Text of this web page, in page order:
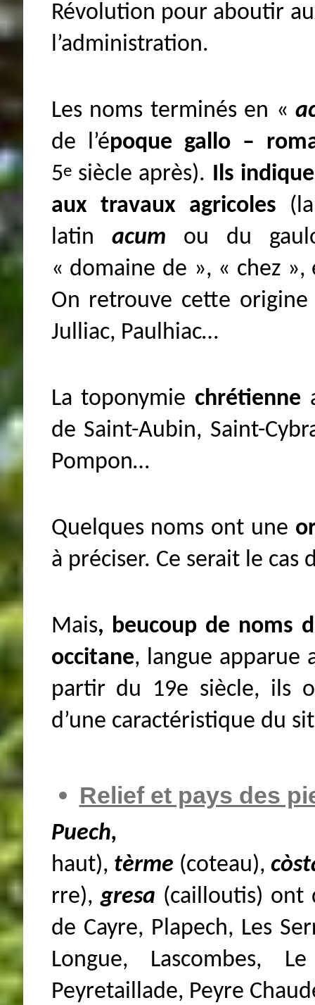
Révolution pour aboutir
l’administration.
Les noms terminés en «
de l’époque gallo –
5esiècle après). Ils
aux travaux agricoles
latin acum ou du
« domaine de », « chez
On retrouve cette origine
Julliac, Paulhiac…
La toponymie chrétienne
de Saint-Aubin, Saint-
Pompon…
Quelques noms ont une
à préciser. Ce serait le cas
Mais, beucoup de noms
occitane, langue apparue
partir du 19e siècle, ils
d’une caractéristique du
Relief et pays des
Puech,
haut), tèrme (coteau),
rre),gresa (cailloutis) ont
de Cayre, Plapech, Les
Longue, Lascombes,
Peyretaillade, Peyre